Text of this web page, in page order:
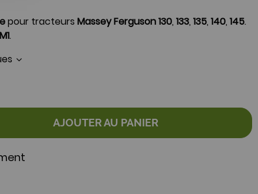
pour tracteurs Massey Ferguson 130, 133, 135, 140, 145.
.
AJOUTER AU PANIER